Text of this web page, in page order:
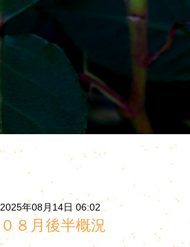
2025年08月14日 06:02
０８月後半概況